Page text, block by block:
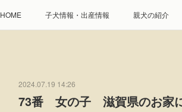
HOME 子犬情報・出産情報 親犬の紹介
2024.07.19 14:26
73番 女の子 滋賀県のお家